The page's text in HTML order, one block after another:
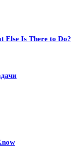
Else Is There to Do?